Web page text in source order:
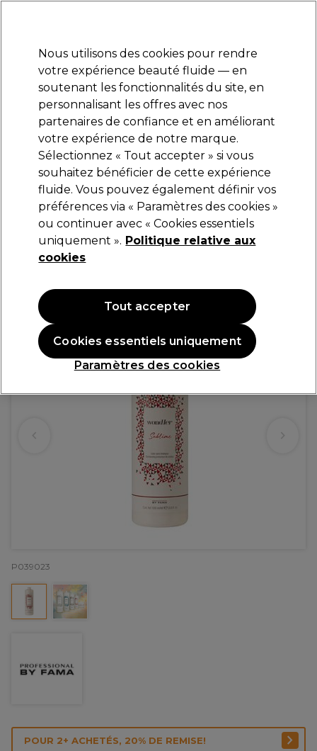
Se connecter
Marques Bons plans Coiffure Electro et Matériel
Livraison et délais
lire la suite
Professional by Fama
Professional By Fama Wondher Shampooing
Sublime Color Save 1L
35,06 €41,25 €
OFFRE EN LIGNE
P039023
POUR 2+ ACHETÉS, 20% DE REMISE!
Nous utilisons des cookies pour rendre
votre expérience beauté fluide — en
soutenant les fonctionnalités du site, en
personnalisant les offres avec nos
partenaires de confiance et en améliorant
votre expérience de notre marque.
Sélectionnez « Tout accepter » si vous
souhaitez bénéficier de cette expérience
fluide. Vous pouvez également définir vos
préférences via « Paramètres des cookies »
ou continuer avec « Cookies essentiels
uniquement ». Politique relative aux
cookies
Paramètres des cookies
Cookies essentiels uniquement
Tout accepter